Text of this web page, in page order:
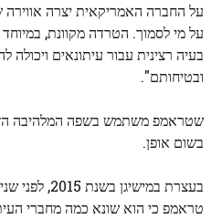
על החברה האמריקאית יצרה
על מי לסמוך. הטרדה מקוונת,
בעיה רצינית עבור עיתונאים ויכולה
ובטיחותם".
שטראמפ משתמש בשפה המלהיבה הזו
בשום אופן.
בעצרת במישיגן
טראמפ כי הוא שונא כמה מחברי